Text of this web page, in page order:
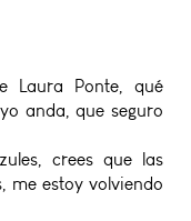
Laura Ponte, qué
anda, que seguro
crees que las
me estoy volviendo